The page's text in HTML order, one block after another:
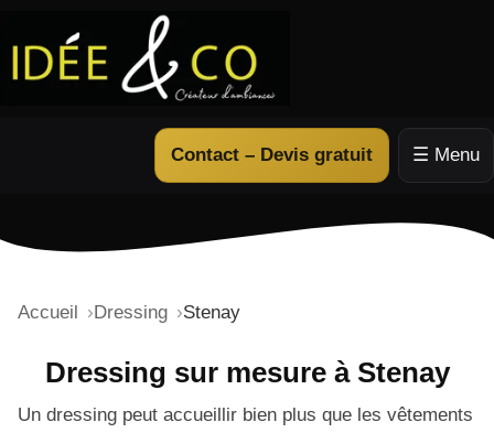
Contact – Devis gratuit ☰ Menu
Accueil Dressing Stenay
Dressing sur mesure à Stenay
Un dressing peut accueillir bien plus que les vêtements